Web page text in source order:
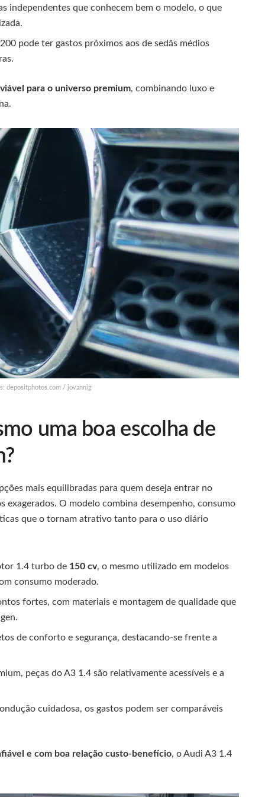
independentes que conhecem bem o modelo, o que
pode ter gastos próximos aos de sedãs médios
para o universo premium, combinando luxo e
depositphotos.com / jovannig
uma boa escolha de
mais equilibradas para quem deseja entrar no
O modelo combina desempenho, consumo
que o tornam atrativo tanto para o uso diário
1.4 turbo de 150 cv, o mesmo utilizado em modelos
consumo moderado.
fortes, com materiais e montagem de qualidade que
de conforto e segurança, destacando-se frente a
peças do A3 1.4 são relativamente acessíveis e a
cuidadosa, os gastos podem ser comparáveis
e com boa relação custo-benefício, o Audi A3 1.4